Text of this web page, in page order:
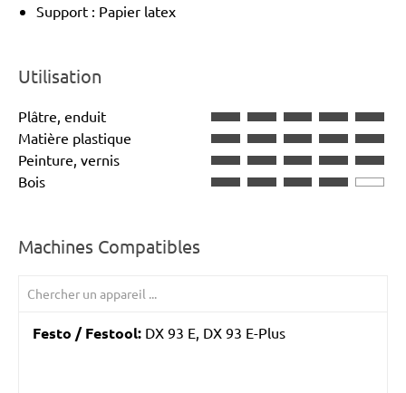
Support : Papier latex
Utilisation
Plâtre, enduit
Matière plastique
Peinture, vernis
Bois
Machines Compatibles
Festo / Festool: DX 93 E, DX 93 E-Plus